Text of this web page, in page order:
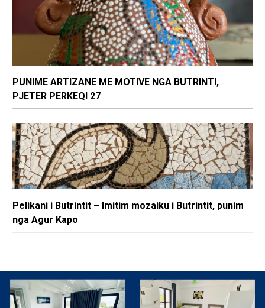
PUNIME ARTIZANE ME MOTIVE NGA BUTRINTI,
PJETER PERKEQI 27
Pelikani i Butrintit – Imitim mozaiku i Butrintit, punim
nga Agur Kapo